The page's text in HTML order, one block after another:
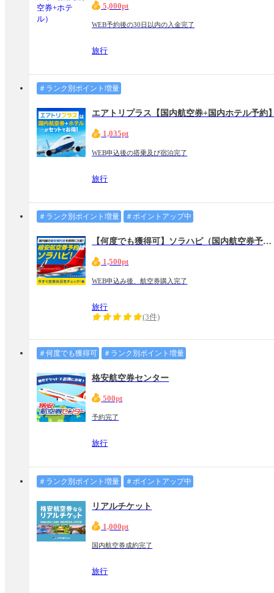
5,000pt
WEB予約後の30日以内の入金完了
旅行
＃ランク別ポイント増量
エアトリプラス【国内航空券+国内ホテル予約
1,035pt
WEB申込後の搭乗及び宿泊完了
旅行
＃ランク別ポイント増量 ＃ポイントアップ中
【何度でも獲得可】ソラハピ（国内航空券予約）
1,500pt
WEB申込み後、航空券購入完了
旅行
(3件)
＃何度でも獲得可 ＃ランク別ポイント増量
格安航空券センター
500pt
予約完了
旅行
＃ランク別ポイント増量 ＃ポイントアップ中
リアルチケット
1,000pt
国内航空券成約完了
旅行